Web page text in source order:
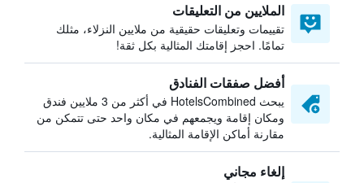
الملايين من التعليقات
تقييمات وتعليقات حقيقية من ملايين النزلاء، مثلك
تمامًا. احجز إقامتك المثالية بكل ثقة!
أفضل صفقات الفنادق
يبحث HotelsCombined في أكثر من 3 ملايين فندق
ومكان إقامة ويجمعهم في مكان واحد حتى تتمكن من
مقارنة أماكن الإقامة المثالية.
إلغاء مجاني